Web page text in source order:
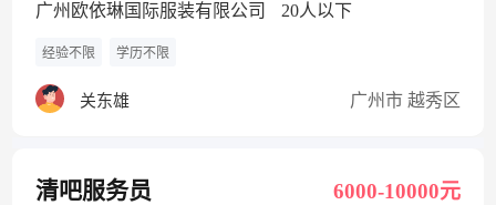
广州欧依琳国际服装有限公司 20人以下
经验不限 学历不限
关东雄 广州市 越秀区
清吧服务员 6000-10000元